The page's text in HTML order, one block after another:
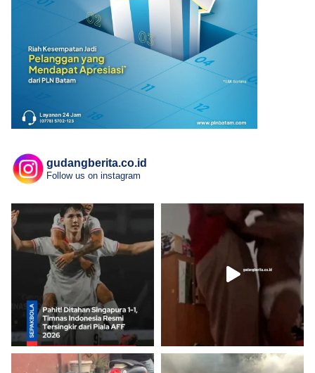
gudangberita.co.id
Follow us on instagram